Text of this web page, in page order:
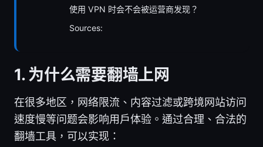
使用 VPN 时会不会被运营商发现？
Sources:
1. 为什么需要翻墙上网
在很多地区，网络限流、内容过滤或跨境网站访问
速度慢等问题会影响用户体验。通过合理、合法的
翻墙工具，可以实现：